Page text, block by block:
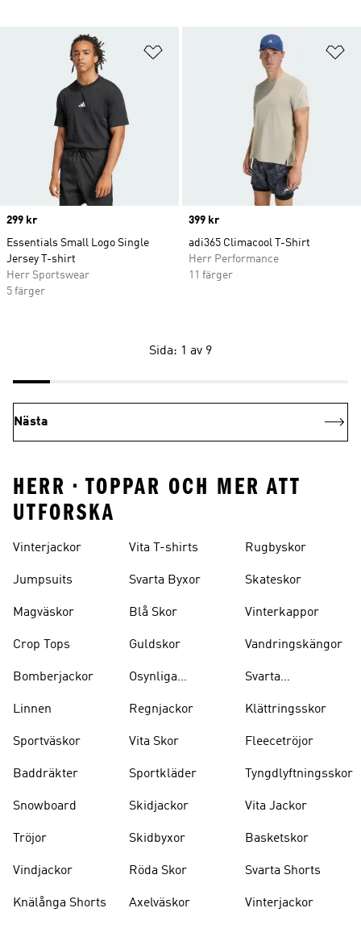
Lägg till på önskelistan
Price
299 kr
Essentials Small Logo Single
Jersey T-shirt
Herr Sportswear
5 färger
Price
399 kr
adi365 Climacool T-Shirt
Herr Performance
11 färger
Sida: 1 av 9
Nästa
HERR • TOPPAR OCH MER ATT
UTFORSKA
Vinterjackor
Jumpsuits
Magväskor
Crop Tops
Bomberjackor
Linnen
Sportväskor
Baddräkter
Snowboard
Tröjor
Vindjackor
Knälånga Shorts
Vita T-shirts
Svarta Byxor
Blå Skor
Guldskor
Osynliga
Regnjackor
Vita Skor
Sportkläder
Skidjackor
Skidbyxor
Röda Skor
Axelväskor
Rugbyskor
Skateskor
Vinterkappor
Vandringskängor
Svarta
Klättringsskor
Fleecetröjor
Tyngdlyftningsskor
Vita Jackor
Basketskor
Svarta Shorts
Vinterjackor